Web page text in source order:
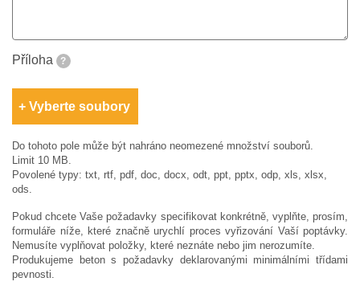
Příloha ?
Vyberte soubory
Do tohoto pole může být nahráno neomezené množství souborů.
Limit 10 MB.
Povolené typy: txt, rtf, pdf, doc, docx, odt, ppt, pptx, odp, xls, xlsx,
ods.
Pokud chcete Vaše požadavky specifikovat konkrétně, vyplňte, prosím,
formuláře níže, které značně urychlí proces vyřizování Vaší poptávky.
Nemusíte vyplňovat položky, které neznáte nebo jim nerozumíte.
Produkujeme beton s požadavky deklarovanými minimálními třídami
pevnosti.